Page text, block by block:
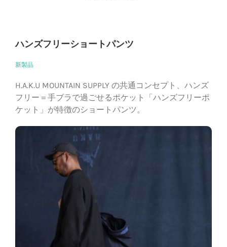
ハンズフリーショートパンツ
新製品
H.A.K.U MOUNTAIN SUPPLY の共通コンセプト、ハンズ
フリー＝手ブラで過ごせるポケット「ハンズフリーポ
ケット」が特徴のショートパンツ。